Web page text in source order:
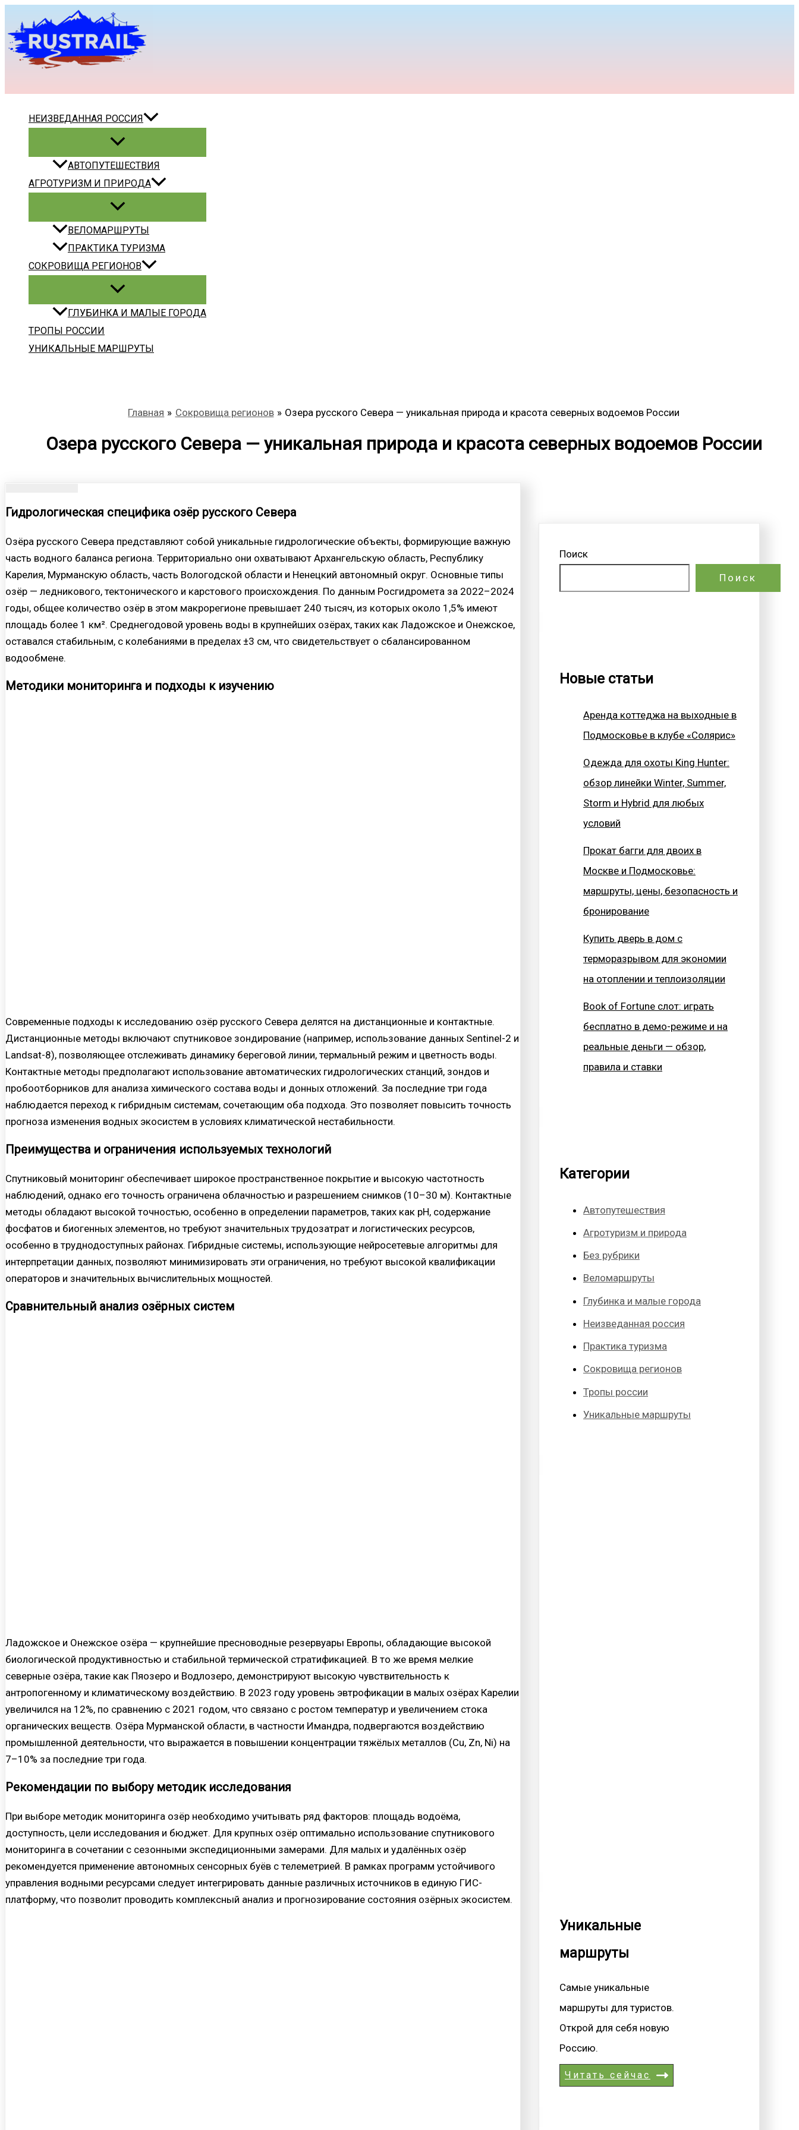
содержимому
НЕИЗВЕДАННАЯ РОССИЯ
АВТОПУТЕШЕСТВИЯ
АГРОТУРИЗМ И ПРИРОДА
ВЕЛОМАРШРУТЫ
ПРАКТИКА ТУРИЗМА
СОКРОВИЩА РЕГИОНОВ
ГЛУБИНКА И МАЛЫЕ ГОРОДА
ТРОПЫ РОССИИ
УНИКАЛЬНЫЕ МАРШРУТЫ
Главная Сокровища регионов Озера русского Севера — уникальная природа и красота северных водоемов России
Озера русского Севера — уникальная природа и красота северных водоемов России
Гидрологическая специфика озёр русского Севера
Озёра русского Севера представляют собой уникальные гидрологические объекты, формирующие важную
часть водного баланса региона. Территориально они охватывают Архангельскую область, Республику
Карелия, Мурманскую область, часть Вологодской области и Ненецкий автономный округ. Основные типы
озёр — ледникового, тектонического и карстового происхождения. По данным Росгидромета за 2022–2024
годы, общее количество озёр в этом макрорегионе превышает 240 тысяч, из которых около 1,5% имеют
площадь более 1 км². Среднегодовой уровень воды в крупнейших озёрах, таких как Ладожское и Онежское,
оставался стабильным, с колебаниями в пределах ±3 см, что свидетельствует о сбалансированном
водообмене.
Методики мониторинга и подходы к изучению
Современные подходы к исследованию озёр русского Севера делятся на дистанционные и контактные.
Дистанционные методы включают спутниковое зондирование (например, использование данных Sentinel-2 и
Landsat-8), позволяющее отслеживать динамику береговой линии, термальный режим и цветность воды.
Контактные методы предполагают использование автоматических гидрологических станций, зондов и
пробоотборников для анализа химического состава воды и донных отложений. За последние три года
наблюдается переход к гибридным системам, сочетающим оба подхода. Это позволяет повысить точность
прогноза изменения водных экосистем в условиях климатической нестабильности.
Преимущества и ограничения используемых технологий
Спутниковый мониторинг обеспечивает широкое пространственное покрытие и высокую частотность
наблюдений, однако его точность ограничена облачностью и разрешением снимков (10–30 м). Контактные
методы обладают высокой точностью, особенно в определении параметров, таких как pH, содержание
фосфатов и биогенных элементов, но требуют значительных трудозатрат и логистических ресурсов,
особенно в труднодоступных районах. Гибридные системы, использующие нейросетевые алгоритмы для
интерпретации данных, позволяют минимизировать эти ограничения, но требуют высокой квалификации
операторов и значительных вычислительных мощностей.
Сравнительный анализ озёрных систем
Ладожское и Онежское озёра — крупнейшие пресноводные резервуары Европы, обладающие высокой
биологической продуктивностью и стабильной термической стратификацией. В то же время мелкие
северные озёра, такие как Пяозеро и Водлозеро, демонстрируют высокую чувствительность к
антропогенному и климатическому воздействию. В 2023 году уровень эвтрофикации в малых озёрах Карелии
увеличился на 12%, по сравнению с 2021 годом, что связано с ростом температур и увеличением стока
органических веществ. Озёра Мурманской области, в частности Имандра, подвергаются воздействию
промышленной деятельности, что выражается в повышении концентрации тяжёлых металлов (Cu, Zn, Ni) на
7–10% за последние три года.
Рекомендации по выбору методик исследования
При выборе методик мониторинга озёр необходимо учитывать ряд факторов: площадь водоёма,
доступность, цели исследования и бюджет. Для крупных озёр оптимально использование спутникового
мониторинга в сочетании с сезонными экспедиционными замерами. Для малых и удалённых озёр
рекомендуется применение автономных сенсорных буёв с телеметрией. В рамках программ устойчивого
управления водными ресурсами следует интегрировать данные различных источников в единую ГИС-
платформу, что позволит проводить комплексный анализ и прогнозирование состояния озёрных экосистем.
Поиск
Поиск
Новые статьи
Аренда коттеджа на выходные в
Подмосковье в клубе «Солярис»
Одежда для охоты King Hunter:
обзор линейки Winter, Summer,
Storm и Hybrid для любых
условий
Прокат багги для двоих в
Москве и Подмосковье:
маршруты, цены, безопасность и
бронирование
Купить дверь в дом с
терморазрывом для экономии
на отоплении и теплоизоляции
Book of Fortune слот: играть
бесплатно в демо-режиме и на
реальные деньги — обзор,
правила и ставки
Категории
Автопутешествия
Агротуризм и природа
Без рубрики
Веломаршруты
Глубинка и малые города
Неизведанная россия
Практика туризма
Сокровища регионов
Тропы россии
Уникальные маршруты
Уникальные
маршруты
Самые уникальные
маршруты для туристов.
Открой для себя новую
Россию.
Читать сейчас